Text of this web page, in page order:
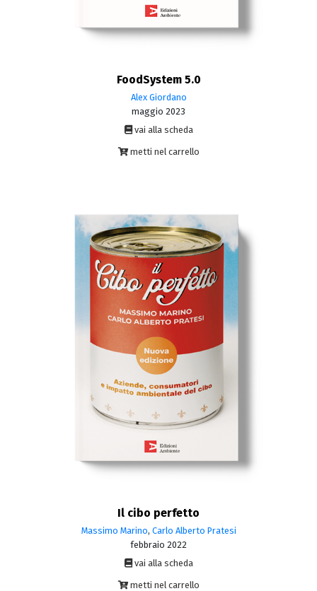
FoodSystem 5.0
Alex Giordano
maggio 2023
vai alla scheda
metti nel carrello
Il cibo perfetto
Massimo Marino, Carlo Alberto Pratesi
febbraio 2022
vai alla scheda
metti nel carrello